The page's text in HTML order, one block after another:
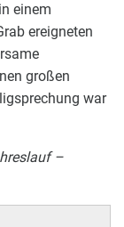
einem
ereigneten
großen
war
–